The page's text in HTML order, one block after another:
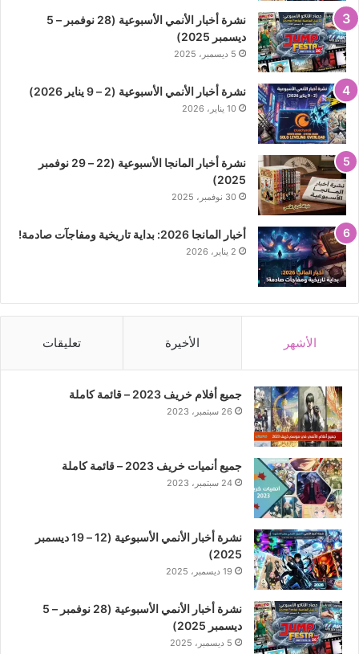
نشرة أخبار الأنمي الأسبوعية (28 نوفمبر – 5
ديسمبر 2025)
5 ديسمبر، 2025
نشرة أخبار الأنمي الأسبوعية (2 – 9 يناير 2026)
10 يناير، 2026
نشرة أخبار المانجا الأسبوعية (22 – 29 نوفمبر
2025)
30 نوفمبر، 2025
أخبار المانجا 2026: بداية تاريخية ومفاجآت صادمة!
2 يناير، 2026
الأشهر الأخيرة تعليقات
جميع أفلام خريف 2023 – قائمة كاملة
26 سبتمبر، 2023
جميع أنميات خريف 2023 – قائمة كاملة
24 سبتمبر، 2023
نشرة أخبار الأنمي الأسبوعية (12 – 19 ديسمبر
2025)
19 ديسمبر، 2025
نشرة أخبار الأنمي الأسبوعية (28 نوفمبر – 5
ديسمبر 2025)
5 ديسمبر، 2025